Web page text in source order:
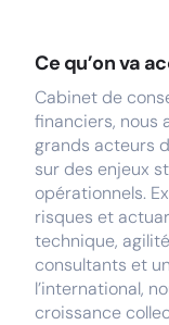
Ce qu’on va
Cabinet de
financiers, nous
grands acteurs
sur des enjeux
opérationnels.
risques et
technique,
consultants et
l’international,
croissance